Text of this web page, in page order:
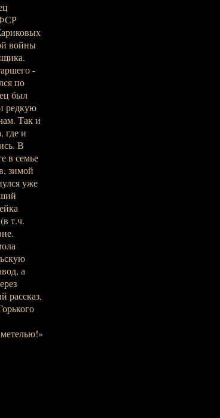
войны
-
по
был
редкую
Так и
где и
В
в семье
зимой
уже
т.ч.
а
рассказ,